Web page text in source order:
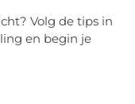
Volg de tips in
en begin je